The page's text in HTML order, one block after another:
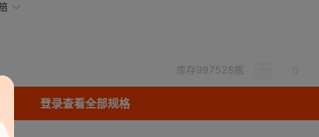
库存997528瓶
登录查看全部规格